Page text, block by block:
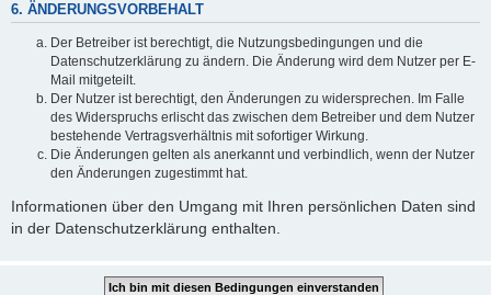
6. ÄNDERUNGSVORBEHALT
Der Betreiber ist berechtigt, die Nutzungsbedingungen und die
Datenschutzerklärung zu ändern. Die Änderung wird dem Nutzer per E-
Mail mitgeteilt.
Der Nutzer ist berechtigt, den Änderungen zu widersprechen. Im Falle
des Widerspruchs erlischt das zwischen dem Betreiber und dem Nutzer
bestehende Vertragsverhältnis mit sofortiger Wirkung.
Die Änderungen gelten als anerkannt und verbindlich, wenn der Nutzer
den Änderungen zugestimmt hat.
Informationen über den Umgang mit Ihren persönlichen Daten sind
in der Datenschutzerklärung enthalten.